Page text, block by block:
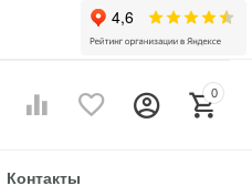
0
Контакты